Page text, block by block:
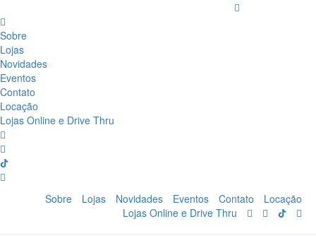
Sobre
Lojas
Novidades
Eventos
Contato
Locação
Lojas Online e Drive Thru
Sobre Lojas Novidades Eventos Contato
Locação
Lojas Online e Drive Thru